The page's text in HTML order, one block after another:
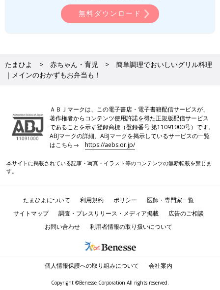
無料ダウンロード
たまひよ 赤ちゃん・育児
簡単調理でおいしいグリル料理
｜メインのおかずもお弁当も！
ＡＢＪマークは、この電子書店・電子書籍配信サービスが、
著作権者からコンテンツ使用許諾を得た正規版配信サービス
であることを示す登録商標（登録番号 第11091000号）です。
ABJマークの詳細、ABJマークを掲示しているサービスの一覧
はこちら→https://aebs.or.jp/
本サイトに掲載されている記事・写真・イラスト等のコンテンツの無断転載を禁じま
す。
たまひよについて 利用規約 ポリシー
医師・専門家一覧
サイトマップ
調査・プレスリリース・メディア掲載
広告のご相談
お問い合わせ
利用者情報の取り扱いについて
個人情報保護への取り組みについて 会社案内
Copyright ©Benesse Corporation All rights reserved.